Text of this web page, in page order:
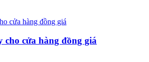
cho cửa hàng đồng giá